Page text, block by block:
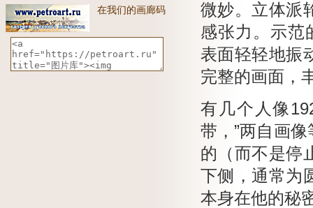
在我们的画廊码
微妙。 立体派
感张力。 示范
表面轻轻地振
完整的画面，
有几个人像
带，”两自画
的（而不是停
下侧，通常为
本身在他的秘